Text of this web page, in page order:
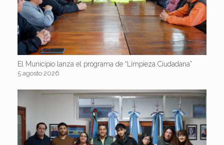
El Municipio lanza el programa de “Limpieza Ciudadana”
5 agosto 2026